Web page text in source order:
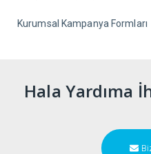
Kurumsal Kampanya Formları
Hala Yardıma